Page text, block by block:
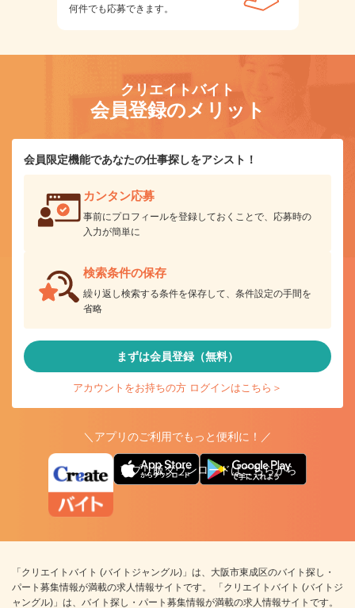
何件でも応募できます。
クリエイトバイト
会員登録のメリット
会員限定機能であなたの仕事探しをアシスト！
カンタン応募
事前にプロフィールを登録しておくことで、応募時の
入力が簡単に
検索条件の保存
繰り返し検索する条件を保存して、条件設定の手間を
省略
まずは会員登録（無料）
アカウントをお持ちの方 ログインはこちら＞
＼アプリのご利用でもっと便利に！／
アプリ版ダウンロードはこちらから
「クリエイトバイト (バイトジャングル)」は、大阪市東成区のバイト探し・
パート募集情報が満載の求人情報サイトです。 「クリエイトバイト (バイトジ
ャングル)」は、バイト探し・パート募集情報が満載の求人情報サイトです。